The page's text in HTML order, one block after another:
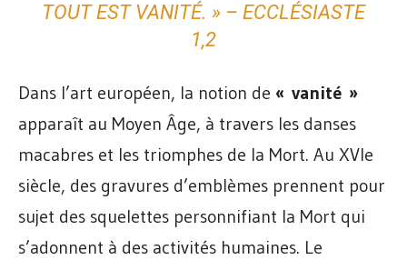
TOUT EST VANITÉ. » – ECCLÉSIASTE
1,2
Dans l’art européen, la notion de « vanité »
apparaît au Moyen Âge, à travers les danses
macabres et les triomphes de la Mort. Au XVIe
siècle, des gravures d’emblèmes prennent pour
sujet des squelettes personnifiant la Mort qui
s’adonnent à des activités humaines. Le